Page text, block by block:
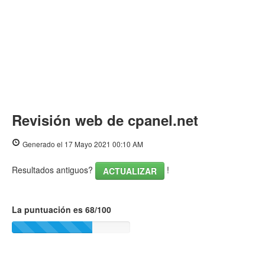
Revisión web de cpanel.net
Generado el 17 Mayo 2021 00:10 AM
Resultados antiguos? ACTUALIZAR !
La puntuación es 68/100